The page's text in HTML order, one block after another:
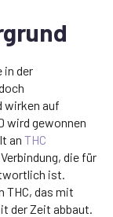
in der
wirken auf
wird gewonnen
an THC
die für
ist.
THC, das mit
der Zeit abbaut.